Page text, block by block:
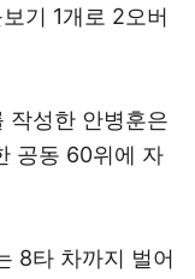
기 1개로 2오버
작성한 안병훈은
공동 60위에 자
8타 차까지 벌어